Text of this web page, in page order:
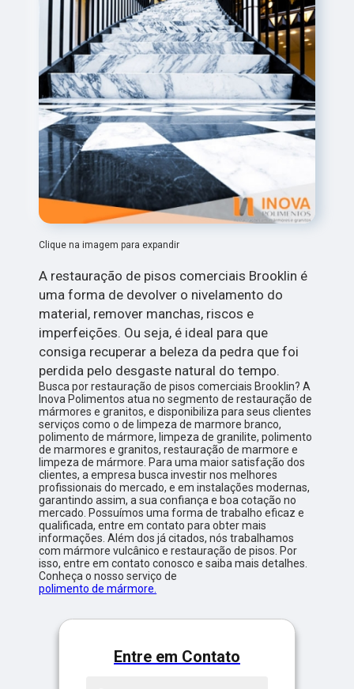
Clique na imagem para expandir
A restauração de pisos comerciais Brooklin é
uma forma de devolver o nivelamento do
material, remover manchas, riscos e
imperfeições. Ou seja, é ideal para que
consiga recuperar a beleza da pedra que foi
perdida pelo desgaste natural do tempo.
Busca por restauração de pisos comerciais Brooklin? A
Inova Polimentos atua no segmento de restauração de
mármores e granitos, e disponibiliza para seus clientes
serviços como o de limpeza de marmore branco,
polimento de mármore, limpeza de granilite, polimento
de marmores e granitos, restauração de marmore e
limpeza de mármore. Para uma maior satisfação dos
clientes, a empresa busca investir nos melhores
profissionais do mercado, e em instalações modernas,
garantindo assim, a sua confiança e boa cotação no
mercado. Possuímos uma forma de trabalho eficaz e
qualificada, entre em contato para obter mais
informações. Além dos já citados, nós trabalhamos
com mármore vulcânico e restauração de pisos. Por
isso, entre em contato conosco e saiba mais detalhes.
Conheça o nosso serviço de
polimento de mármore.
Entre em Contato